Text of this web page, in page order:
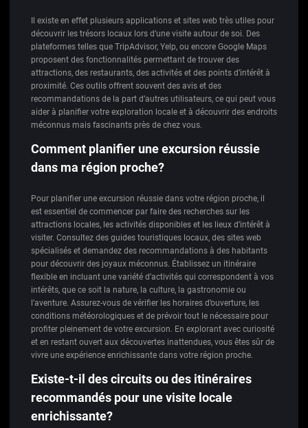
Il existe en effet plusieurs applications et sites web très utiles pour
découvrir les trésors locaux lors d’une visite autour de soi. Des
plateformes telles que TripAdvisor, Yelp, ou encore Google Maps
proposent des fonctionnalités permettant de trouver des
attractions, des restaurants, des activités et des points d’intérêt à
proximité. Ces outils offrent souvent des avis et des
recommandations de la part d’autres utilisateurs, ce qui peut vous
aider à planifier votre exploration locale et à découvrir des endroits
méconnus mais fascinants près de chez vous.
Comment planifier une excursion réussie
dans ma région proche?
Pour planifier une excursion réussie dans votre région proche, il
est essentiel de commencer par faire des recherches sur les
attractions locales, les activités disponibles et les lieux d’intérêt à
visiter. Consultez des guides touristiques locaux, des sites web
spécialisés et demandez des recommandations à des habitants
pour découvrir des joyaux méconnus. Établissez un itinéraire
flexible en incluant une variété d’activités qui correspondent à vos
intérêts, que ce soit la nature, la culture, la gastronomie ou
l’aventure. Assurez-vous de vérifier les horaires d’ouverture, les
conditions météorologiques et de prévoir tout le nécessaire pour
profiter pleinement de votre excursion. En explorant avec curiosité
et en restant ouvert aux découvertes inattendues, vous êtes sûr de
vivre une expérience enrichissante dans votre région proche.
Existe-t-il des circuits ou des itinéraires
recommandés pour une visite locale
enrichissante?